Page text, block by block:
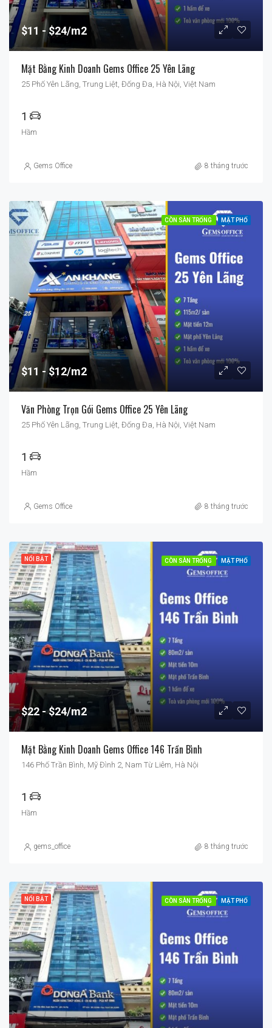
$11 $24/m2
Mặt Bằng Kinh Doanh Gems Office 25 Yên Lãng
25 Phố Yên Lãng, Trung Liệt, Đống Đa, Hà Nội, Việt Nam
1
Hầm
Gems Office 8 tháng trước
CÒN SÀN TRỐNG MẶT PHỐ
$11 $12/m2
Văn Phòng Trọn Gói Gems Office 25 Yên Lãng
25 Phố Yên Lãng, Trung Liệt, Đống Đa, Hà Nội, Việt Nam
1
Hầm
Gems Office 8 tháng trước
NỔI BẬT CÒN SÀN TRỐNG MẶT PHỐ
$22 $24/m2
Mặt Bằng Kinh Doanh Gems Office 146 Trần Bình
146 Phố Trần Bình, Mỹ Đình 2, Nam Từ Liêm, Hà Nội
1
Hầm
gems_office 8 tháng trước
NỔI BẬT CÒN SÀN TRỐNG MẶT PHỐ